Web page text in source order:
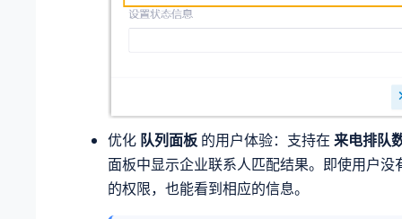
优化 队列面板 的用户体验：支持在 来电排队
面板中显示企业联系人匹配结果。即使用户没
的权限，也能看到相应的信息。